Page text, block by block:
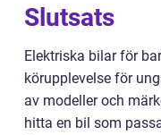
Slutsats
Elektriska bilar för
körupplevelse för
av modeller och
hitta en bil som